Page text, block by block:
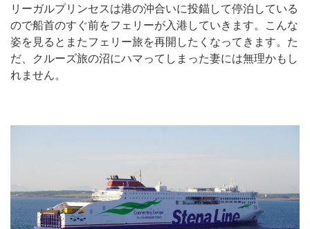
リーガルプリンセスは港の沖合いに投錨して停泊している
ので船首のすぐ前をフェリーが入港していきます。こんな
姿を見るとまたフェリー旅を再開したくなってきます。た
だ、クルーズ旅の沼にハマってしまった妻には無理かもし
れません。